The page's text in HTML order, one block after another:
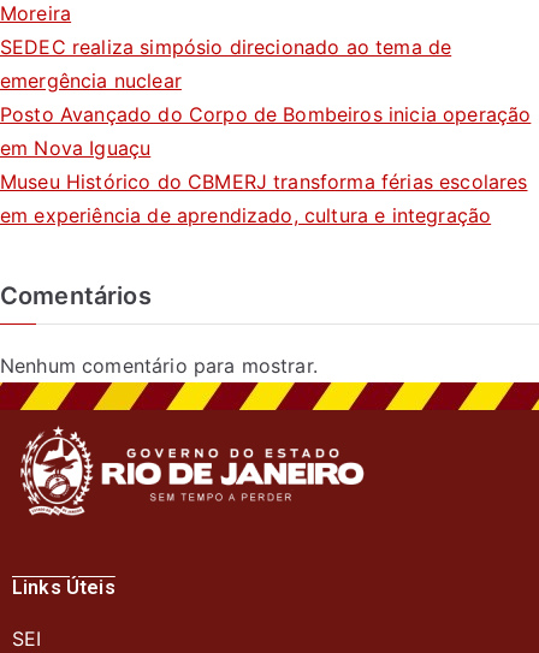
Moreira
SEDEC realiza simpósio direcionado ao tema de
emergência nuclear
Posto Avançado do Corpo de Bombeiros inicia operação
em Nova Iguaçu
Museu Histórico do CBMERJ transforma férias escolares
em experiência de aprendizado, cultura e integração
Comentários
Nenhum comentário para mostrar.
Links Úteis
SEI